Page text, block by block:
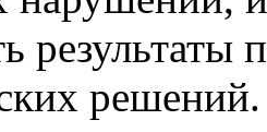
решений.